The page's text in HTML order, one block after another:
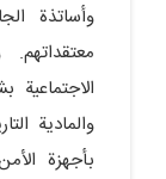
وأساتذة
والمادية
بأجهزة